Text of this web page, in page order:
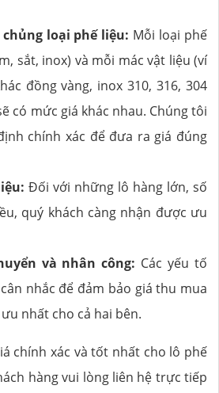
loại phế liệu: Mỗi loại phế
sắt, inox) và mỗi mác vật liệu (ví
đồng vàng, inox 310, 316, 304
có mức giá khác nhau. Chúng tôi
chính xác để đưa ra giá đúng
Đối với những lô hàng lớn, số
quý khách càng nhận được ưu
và nhân công: Các yếu tố
nhắc để đảm bảo giá thu mua
nhất cho cả hai bên.
chính xác và tốt nhất cho lô phế
hàng vui lòng liên hệ trực tiếp